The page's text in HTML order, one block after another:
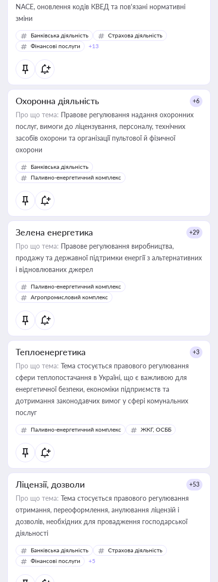
NACE, оновлення кодів КВЕД та пов'язані нормативні
зміни
Банківська діяльність
Страхова діяльність
Фінансові послуги
+13
Охоронна діяльність +6
Про що тема: Правове регулювання надання охоронних
послуг, вимоги до ліцензування, персоналу, технічних
засобів охорони та організації пультової й фізичної
охорони
Банківська діяльність
Паливно-енергетичний комплекс
Зелена енергетика +29
Про що тема: Правове регулювання виробництва,
продажу та державної підтримки енергії з альтернативних
і відновлюваних джерел
Паливно-енергетичний комплекс
Агропромисловий комплекс
Теплоенергетика +3
Про що тема: Тема стосується правового регулювання
сфери теплопостачання в Україні, що є важливою для
енергетичної безпеки, економіки підприємств та
дотримання законодавчих вимог у сфері комунальних
послуг
Паливно-енергетичний комплекс ЖКГ, ОСББ
Ліцензії, дозволи +53
Про що тема: Тема стосується правового регулювання
отримання, переоформлення, анулювання ліцензій і
дозволів, необхідних для провадження господарської
діяльності
Банківська діяльність
Страхова діяльність
Фінансові послуги
+5